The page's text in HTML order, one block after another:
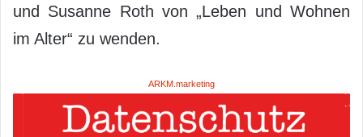
und Susanne Roth von „Leben und Wohnen
im Alter“ zu wenden.
ARKM.marketing